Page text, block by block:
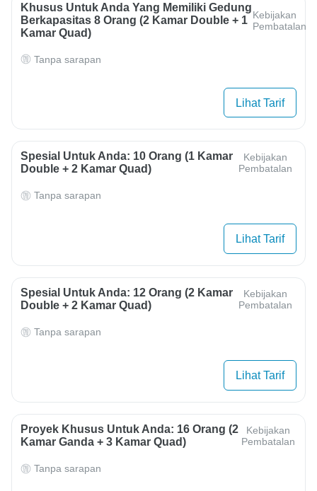
Khusus Untuk Anda Yang Memiliki Gedung
Berkapasitas 8 Orang (2 Kamar Double + 1
Kamar Quad)
Kebijakan
Pembatalan
Tanpa sarapan
Lihat Tarif
Spesial Untuk Anda: 10 Orang (1 Kamar
Double + 2 Kamar Quad)
Kebijakan
Pembatalan
Tanpa sarapan
Lihat Tarif
Spesial Untuk Anda: 12 Orang (2 Kamar
Double + 2 Kamar Quad)
Kebijakan
Pembatalan
Tanpa sarapan
Lihat Tarif
Proyek Khusus Untuk Anda: 16 Orang (2
Kamar Ganda + 3 Kamar Quad)
Kebijakan
Pembatalan
Tanpa sarapan